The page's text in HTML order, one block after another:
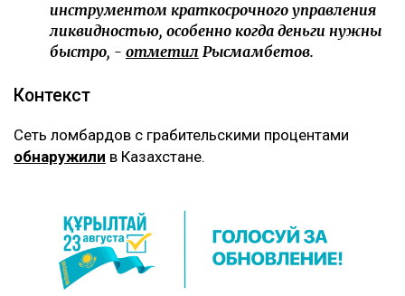
инструментом краткосрочного управления
ликвидностью, особенно когда деньги нужны
быстро, - отметил Рысмамбетов.
Контекст
Сеть ломбардов с грабительскими процентами
обнаружили в Казахстане.